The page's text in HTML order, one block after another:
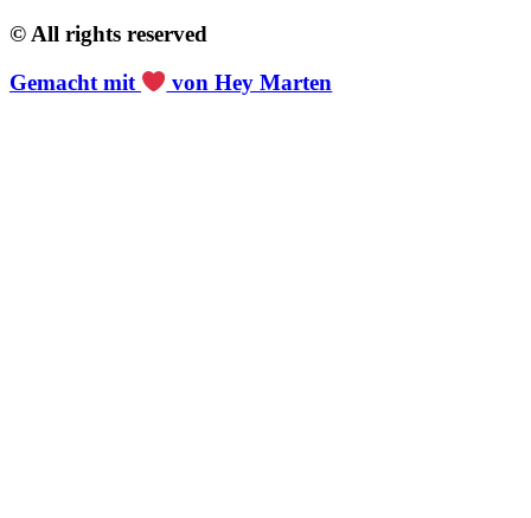
© All rights reserved
Gemacht mit
von Hey Marten